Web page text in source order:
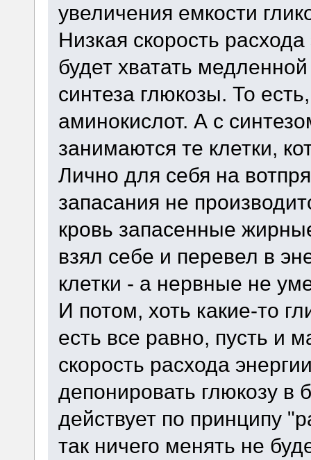
увеличения емкости
Низкая скорость расхода
будет хватать
синтеза глюкозы. То
аминокислот. А с
занимаются те клетки,
Лично для себя на
запасания не
кровь запасенные
взял себе и перевел в
клетки - а нервные не
И потом, хоть какие-то
есть все равно, пусть и
скорость расхода
депонировать глюкозу
действует по принципу
так ничего менять не